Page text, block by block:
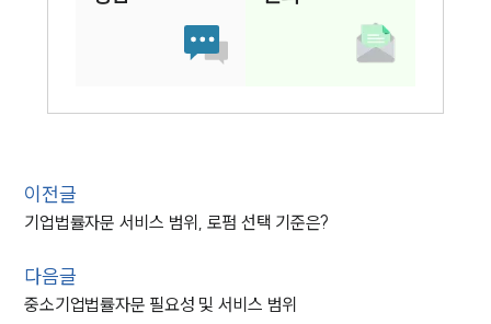
이전글
기업법률자문 서비스 범위, 로펌 선택 기준은?
다음글
중소기업법률자문 필요성 및 서비스 범위